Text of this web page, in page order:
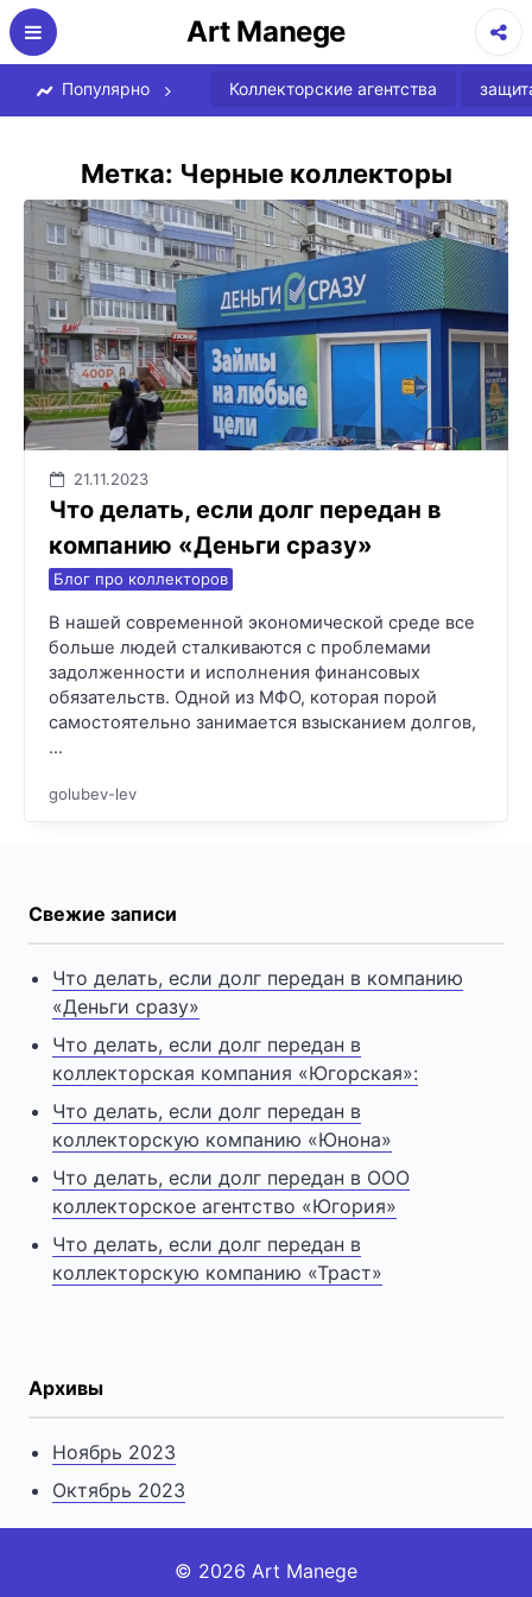
Перейти
содержимому
Art Manege
Популярно Коллекторские агентства
Метка: Черные коллекторы
21.11.2023
Что делать, если долг передан в
компанию «Деньги сразу»
Блог про коллекторов
В нашей современной экономической среде все
больше людей сталкиваются с проблемами
задолженности и исполнения финансовых
обязательств. Одной из МФО, которая порой
самостоятельно занимается взысканием долгов,
…
golubev-lev
Свежие записи
Что делать, если долг передан в компанию
«Деньги сразу»
Что делать, если долг передан в
коллекторская компания «Югорская»:
Что делать, если долг передан в
коллекторскую компанию «Юнона»
Что делать, если долг передан в ООО
коллекторское агентство «Югория»
Что делать, если долг передан в
коллекторскую компанию «Траст»
Архивы
Ноябрь 2023
Октябрь 2023
© 2026 Art Manege